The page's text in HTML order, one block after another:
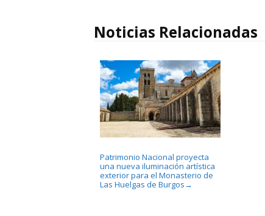
Noticias Relacionadas
Patrimonio Nacional proyecta
una nueva iluminación artística
exterior para el Monasterio de
Las Huelgas de Burgos →